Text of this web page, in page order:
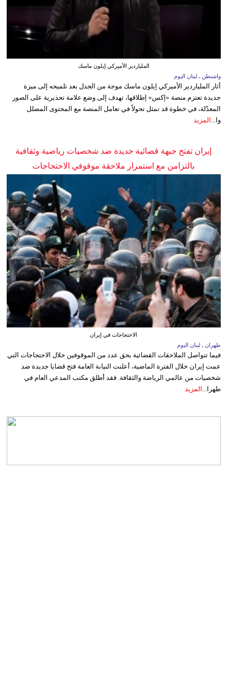
الملياردير الأميركي إيلون ماسك
واشنطن ـ لبنان اليوم
أثار الملياردير الأميركي إيلون ماسك موجة من الجدل بعد تلميحه إلى ميزة
جديدة تعتزم منصة «إكس» إطلاقها، تهدف إلى وضع علامة تحذيرية على الصور
المعدّلة، في خطوة قد تمثل تحولاً في تعامل المنصة مع المحتوى المضلل
وا...
المزيد
إيران تفتح جبهة قضائية جديدة ضد شخصيات رياضية وثقافية
بالتزامن مع استمرار ملاحقة موقوفي الاحتجاجات
الاحتجاجات في إيران
طهران ـ لبنان اليوم
فيما تتواصل الملاحقات القضائية بحق عدد من الموقوفين خلال الاحتجاجات التي
عمت إيران خلال الفترة الماضية، أعلنت النيابة العامة فتح قضايا جديدة ضد
شخصيات من عالمي الرياضة والثقافة. فقد أطلق مكتب المدعي العام في
طهرا... المزيد